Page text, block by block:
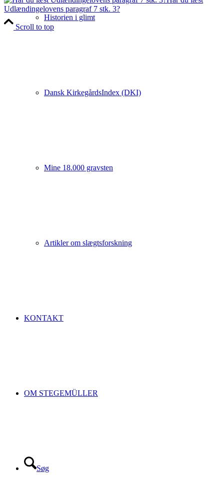
Historien i glimt
Dansk KirkegårdsIndex (DKI)
Mine 18.000 gravsten
Artikler om slægtsforskning
KONTAKT
OM STEGEMÜLLER
Søg
Udlændingelovens paragraf 7 stk. 3?
Scroll to top